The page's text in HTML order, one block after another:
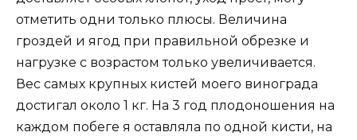
отметить одни только плюсы. Величина
гроздей и ягод при правильной обрезке и
нагрузке с возрастом только увеличивается.
Вес самых крупных кистей моего винограда
достигал около 1 кг. На 3 год плодоношения на
каждом побеге я оставляла по одной кисти, на